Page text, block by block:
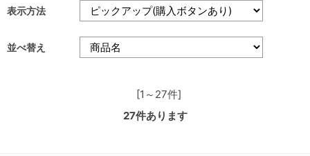
表示方法
並べ替え
[1～27件]
27件あります